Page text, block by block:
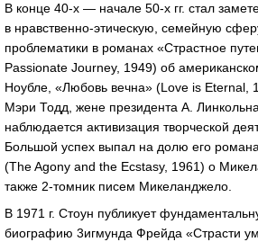
В конце 40-х — начале 50-х гг. стал
в нравственно-этическую, семейную
проблематики в романах «Страстное
Passionate Journey, 1949) об
Ноубле, «Любовь вечна» (Love is Eternal,
Мэри Тодд, жене президента А.
наблюдается активизация творческой
Большой успех выпал на долю его
(The Agony and the Ecstasy, 1961) о
также 2-томник писем Микеланджело.
В 1971 г. Стоун публикует
биографию 3игмунда Фрейда «Страсти